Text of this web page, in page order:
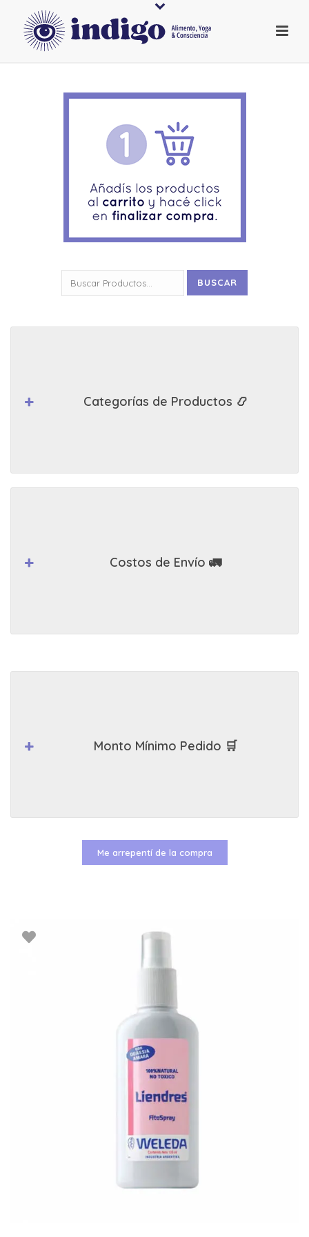
por:
BUSCAR
Categorías de Productos 📿
Costos de Envío 🚛
Monto Mínimo Pedido 🛒
Me arrepentí de la compra